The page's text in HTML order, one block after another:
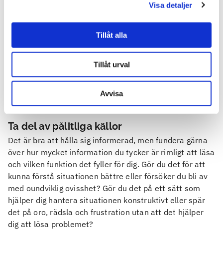
Visa detaljer
Tillåt alla
Tillåt urval
Avvisa
Om det känns svårt kan du fråga dig: om någon jag
brydde mig om led och hade det svårt, hur skulle jag
behandla dem? Vad skulle jag säga och göra? Försöka
sedan att bemöta dig själv på samma sätt. Vi blir
mycket bättre på att hantera svåra situationer när vi
möter oss själva med vänlighet. Om kritiska tankar
envisas med att prata på i huvudet kan du försöka se
dem lite som en radio som du kanske inte kan stänga av
men som du inte aktivt behöver lyssna på och följa.
Ta del av pålitliga källor
Det är bra att hålla sig informerad, men fundera gärna
över hur mycket information du tycker är rimligt att läsa
och vilken funktion det fyller för dig. Gör du det för att
kunna förstå situationen bättre eller försöker du bli av
med oundviklig ovisshet? Gör du det på ett sätt som
hjälper dig hantera situationen konstruktivt eller spär
det på oro, rädsla och frustration utan att det hjälper
dig att lösa problemet?